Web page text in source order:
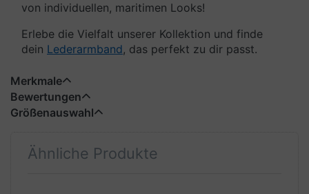
von individuellen, maritimen Looks!
Erlebe die Vielfalt unserer Kollektion und finde
dein Lederarmband, das perfekt zu dir passt.
Merkmale
Bewertungen
Größenauswahl
Ähnliche Produkte